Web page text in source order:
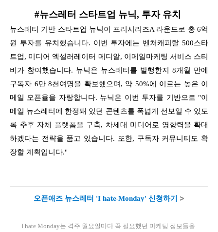
#뉴스레터 스타트업 뉴닉, 투자 유치
뉴스레터 기반 스타트업 뉴닉이 프리시리즈A 라운드로 총 6억
원 투자를 유치했습니다. 이번 투자에는 벤처캐피탈 500스타
트업, 미디어 엑셀러레이터 메디앝, 이메일마케팅 서비스 스티
비가 참여했습니다. 뉴닉은 뉴스레터를 발행한지 8개월 만에
구독자 6만 8천여명을 확보했으며, 약 50%에 이르는 높은 이
메일 오픈율을 자랑합니다. 뉴닉은 이번 투자를 기반으로 "이
메일 뉴스레터에 한정돼 있던 콘텐츠를 폭넓게 선보일 수 있도
록 추후 자체 플랫폼을 구축, 차세대 미디어로 영향력을 확대
하겠다는 전략을 품고 있습니다. 또한, 구독자 커뮤니티도 확
장할 계획입니다."
오픈애즈 뉴스레터 'I hateMonday' 신청하기 >
I hate Monday는 격주 월요일마다 꼭 필요했던 마케팅 정보들을